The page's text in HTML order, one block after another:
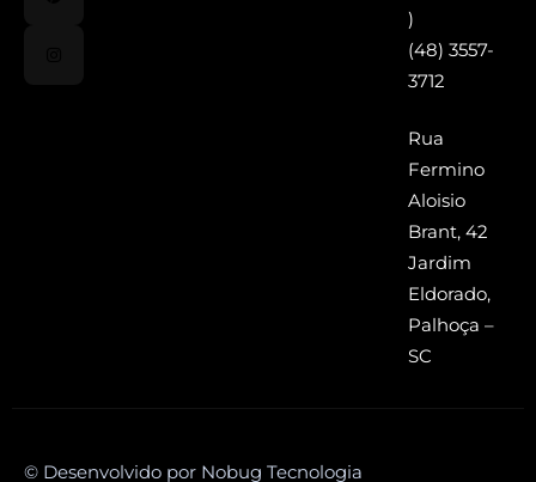
)
(48) 3557-
3712
Rua
Fermino
Aloisio
Brant, 42
Jardim
Eldorado,
Palhoça –
SC
© Desenvolvido por Nobug Tecnologia